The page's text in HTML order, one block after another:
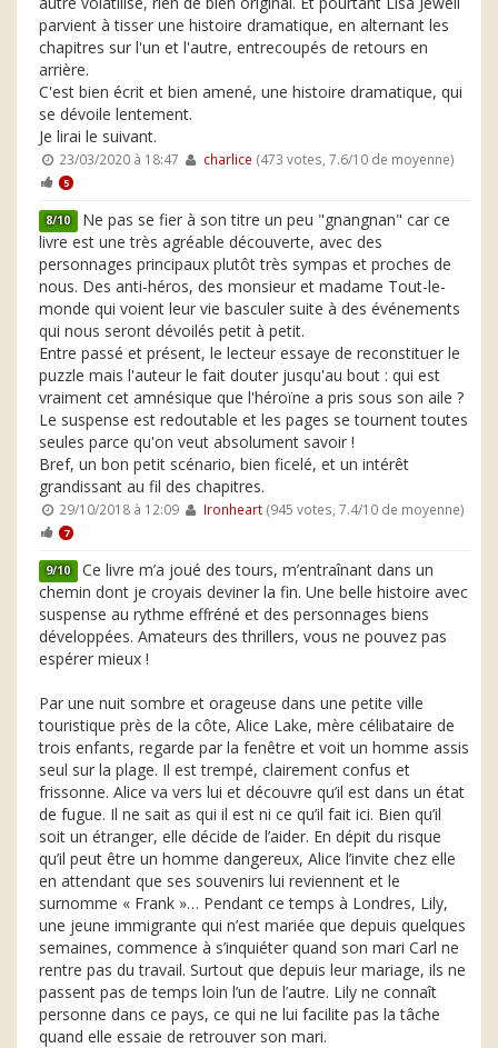
parvient à tisser une histoire dramatique, en alternant les
chapitres sur l'un et l'autre, entrecoupés de retours en
arrière.
C'est bien écrit et bien amené, une histoire dramatique, qui
se dévoile lentement.
Je lirai le suivant.
23/03/2020 à 18:47 charlice (473 votes, 7.6/10 de moyenne)
5
8/10 Ne pas se fier à son titre un peu "gnangnan" car ce
livre est une très agréable découverte, avec des
personnages principaux plutôt très sympas et proches de
nous. Des anti-héros, des monsieur et madame Tout-le-
monde qui voient leur vie basculer suite à des événements
qui nous seront dévoilés petit à petit.
Entre passé et présent, le lecteur essaye de reconstituer le
puzzle mais l'auteur le fait douter jusqu'au bout : qui est
vraiment cet amnésique que l'héroïne a pris sous son aile ?
Le suspense est redoutable et les pages se tournent toutes
seules parce qu'on veut absolument savoir !
Bref, un bon petit scénario, bien ficelé, et un intérêt
grandissant au fil des chapitres.
29/10/2018 à 12:09 Ironheart(945 votes, 7.4/10 de moyenne)
7
9/10 Ce livre m’a joué des tours, m’entraînant dans un
chemin dont je croyais deviner la fin. Une belle histoire avec
suspense au rythme effréné et des personnages biens
développées. Amateurs des thrillers, vous ne pouvez pas
espérer mieux !
Par une nuit sombre et orageuse dans une petite ville
touristique près de la côte, Alice Lake, mère célibataire de
trois enfants, regarde par la fenêtre et voit un homme assis
seul sur la plage. Il est trempé, clairement confus et
frissonne. Alice va vers lui et découvre qu’il est dans un état
de fugue. Il ne sait as qui il est ni ce qu’il fait ici. Bien qu’il
soit un étranger, elle décide de l’aider. En dépit du risque
qu’il peut être un homme dangereux, Alice l’invite chez elle
en attendant que ses souvenirs lui reviennent et le
surnomme « Frank »… Pendant ce temps à Londres, Lily,
une jeune immigrante qui n’est mariée que depuis quelques
semaines, commence à s’inquiéter quand son mari Carl ne
rentre pas du travail. Surtout que depuis leur mariage, ils ne
passent pas de temps loin l’un de l’autre. Lily ne connaît
personne dans ce pays, ce qui ne lui facilite pas la tâche
quand elle essaie de retrouver son mari.